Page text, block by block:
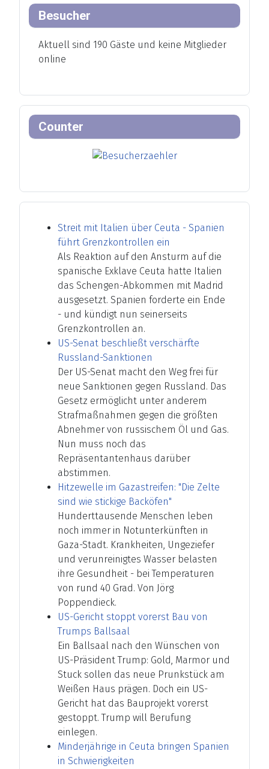
Besucher
Aktuell sind 190 Gäste und keine Mitglieder
online
Counter
Streit mit Italien über Ceuta - Spanien
führt Grenzkontrollen ein
Als Reaktion auf den Ansturm auf die
spanische Exklave Ceuta hatte Italien
das Schengen-Abkommen mit Madrid
ausgesetzt. Spanien forderte ein Ende
- und kündigt nun seinerseits
Grenzkontrollen an.
US-Senat beschließt verschärfte
Russland-Sanktionen
Der US-Senat macht den Weg frei für
neue Sanktionen gegen Russland. Das
Gesetz ermöglicht unter anderem
Strafmaßnahmen gegen die größten
Abnehmer von russischem Öl und Gas.
Nun muss noch das
Repräsentantenhaus darüber
abstimmen.
Hitzewelle im Gazastreifen: "Die Zelte
sind wie stickige Backöfen"
Hunderttausende Menschen leben
noch immer in Notunterkünften in
Gaza-Stadt. Krankheiten, Ungeziefer
und verunreinigtes Wasser belasten
ihre Gesundheit - bei Temperaturen
von rund 40 Grad. Von Jörg
Poppendieck.
US-Gericht stoppt vorerst Bau von
Trumps Ballsaal
Ein Ballsaal nach den Wünschen von
US-Präsident Trump: Gold, Marmor und
Stuck sollen das neue Prunkstück am
Weißen Haus prägen. Doch ein US-
Gericht hat das Bauprojekt vorerst
gestoppt. Trump will Berufung
einlegen.
Minderjährige in Ceuta bringen Spanien
in Schwierigkeiten